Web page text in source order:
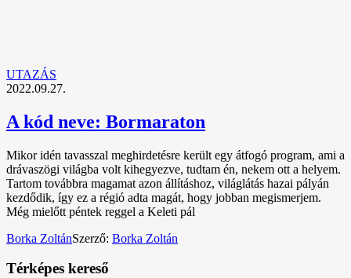
UTAZÁS
2022.09.27.
A kód neve: Bormaraton
Mikor idén tavasszal meghirdetésre került egy átfogó program, ami a
drávaszögi világba volt kihegyezve, tudtam én, nekem ott a helyem.
Tartom továbbra magamat azon állításhoz, világlátás hazai pályán
kezdődik, így ez a régió adta magát, hogy jobban megismerjem.
Még mielőtt péntek reggel a Keleti pál
Borka ZoltánSzerző: Borka Zoltán
Térképes kereső